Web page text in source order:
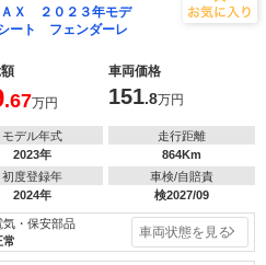
Ｘ ２０２３年モデ
ート フェンダーレ
車両価格
.67万円 151.8万円
モデル年式
2023年
走行距離
864Km
初度登録年
2024年
車検/自賠責
検2027/09
気・保安部品
常
車両状態を見る